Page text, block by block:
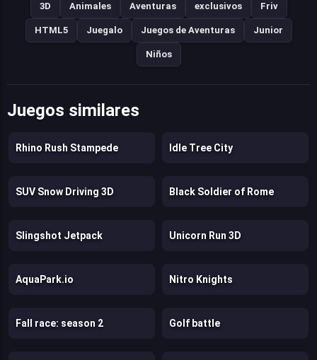
3D Animales Aventuras exclusivos Friv
HTML5 Juegalo Juegos de Aventuras Junior
Niños
Juegos similares
Rhino Rush Stampede Idle Tree City
SUV Snow Driving 3D Black Soldier of Rome
Slingshot Jetpack Unicorn Run 3D
AquaPark.io Nitro Knights
Fall race: season 2 Golf battle